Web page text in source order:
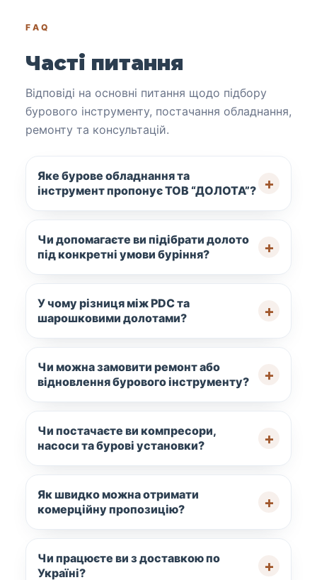
FAQ
Часті питання
Відповіді на основні питання щодо підбору
бурового інструменту, постачання обладнання,
ремонту та консультацій.
Яке бурове обладнання та
інструмент пропонує ТОВ “ДОЛОТА”?
Чи допомагаєте ви підібрати долото
під конкретні умови буріння?
У чому різниця між PDC та
шарошковими долотами?
Чи можна замовити ремонт або
відновлення бурового інструменту?
Чи постачаєте ви компресори,
насоси та бурові установки?
Як швидко можна отримати
комерційну пропозицію?
Чи працюєте ви з доставкою по
Україні?